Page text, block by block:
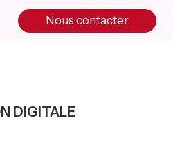
Nous contacter
de presse
DIGITALE